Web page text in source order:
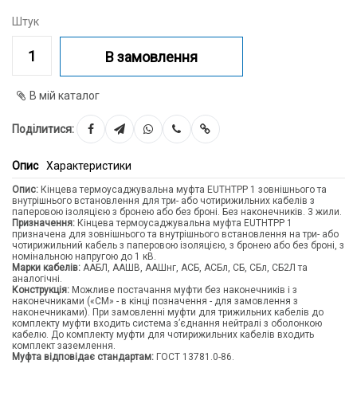
Штук
В замовлення
В мій каталог
Поділитися:
Опис Характеристики
Опис: Кінцева термоусаджувальна муфта EUTHTPP 1 зовнішнього та
внутрішнього встановлення для три- або чотирижильних кабелів з
паперовою ізоляцією з бронею або без броні. Без наконечників. 3 жили.
Призначення: Кінцева термоусаджувальна муфта EUTHTPP 1
призначена для зовнішнього та внутрішнього встановлення на три- або
чотирижильний кабель з паперовою ізоляцією, з бронею або без броні, з
номінальною напругою до 1 кВ.
Марки кабелів: ААБЛ, ААШВ, ААШнг, АСБ, АСБл, СБ, СБл, СБ2Л та
аналогічні.
Конструкція: Можливе постачання муфти без наконечників і з
наконечниками («CM» - в кінці позначення - для замовлення з
наконечниками). При замовленні муфти для трижильних кабелів до
комплекту муфти входить система з’єднання нейтралі з оболонкою
кабелю. До комплекту муфти для чотирижильних кабелів входить
комплект заземлення.
Муфта відповідає стандартам: ГОСТ 13781.0-86.